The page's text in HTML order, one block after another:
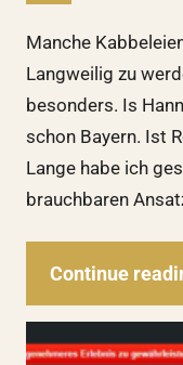
Manche
Langweilig zu
besonders. Is
schon Bayern. Ist
Lange habe ich
brauchbaren
Continue